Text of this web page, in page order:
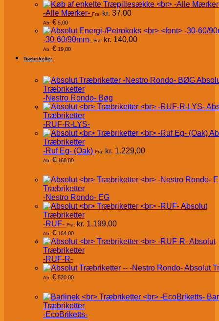
-Alle Mærker- Fra: kr. 37,00
Ab: € 5,00
-30-60/90mm- Fra: kr. 140,00
Ab: € 19,00
Træbriketter
Træbriketter
-Nestro Rondo- Bøg
Træbriketter
-RUF-R-LYS-
Træbriketter
-Ruf Eg- (Oak) Fra: kr. 1.229,00
Ab: € 168,00
Træbriketter
-Nestro Rondo- EG
Absolut
Træbriketter
-RUF- Fra: kr. 1.199,00
Ab: € 164,00
Absolut
Træbriketter
-RUF-R-
Absolut
Ab: € 520,00
Træbriketter
-EcoBriketts-